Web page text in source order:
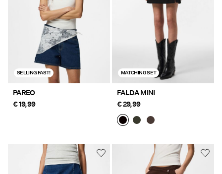
SELLING FAST!
PAREO
€ 19,99
MATCHING SET
FALDA MINI
€ 29,99